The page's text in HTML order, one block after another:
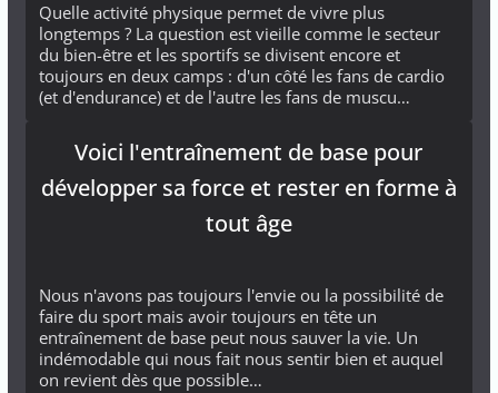
Quelle activité physique permet de vivre plus
longtemps ? La question est vieille comme le secteur
du bien-être et les sportifs se divisent encore et
toujours en deux camps : d'un côté les fans de cardio
(et d'endurance) et de l'autre les fans de muscu…
Voici l'entraînement de base pour
développer sa force et rester en forme à
tout âge
Nous n'avons pas toujours l'envie ou la possibilité de
faire du sport mais avoir toujours en tête un
entraînement de base peut nous sauver la vie. Un
indémodable qui nous fait nous sentir bien et auquel
on revient dès que possible…